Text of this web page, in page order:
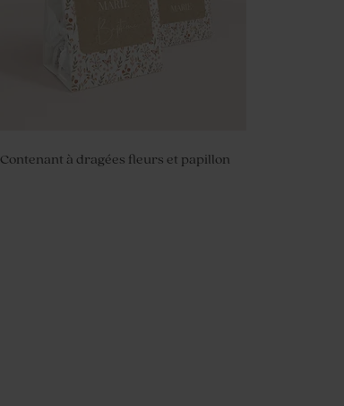
Contenant à dragées fleurs et papillon